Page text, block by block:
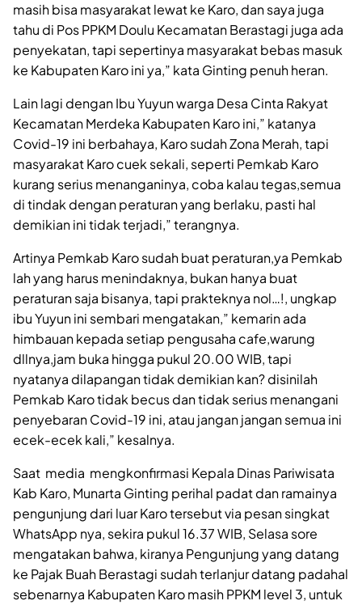
masih bisa masyarakat lewat ke Karo, dan saya juga
tahu di Pos PPKM Doulu Kecamatan Berastagi juga ada
penyekatan, tapi sepertinya masyarakat bebas masuk
ke Kabupaten Karo ini ya,” kata Ginting penuh heran.
Lain lagi dengan Ibu Yuyun warga Desa Cinta Rakyat
Kecamatan Merdeka Kabupaten Karo ini,” katanya
Covid-19 ini berbahaya, Karo sudah Zona Merah, tapi
masyarakat Karo cuek sekali, seperti Pemkab Karo
kurang serius menanganinya, coba kalau tegas,semua
di tindak dengan peraturan yang berlaku, pasti hal
demikian ini tidak terjadi,” terangnya.
Artinya Pemkab Karo sudah buat peraturan,ya Pemkab
lah yang harus menindaknya, bukan hanya buat
peraturan saja bisanya, tapi prakteknya nol…!, ungkap
ibu Yuyun ini sembari mengatakan,” kemarin ada
himbauan kepada setiap pengusaha cafe,warung
dllnya,jam buka hingga pukul 20.00 WIB, tapi
nyatanya dilapangan tidak demikian kan? disinilah
Pemkab Karo tidak becus dan tidak serius menangani
penyebaran Covid-19 ini, atau jangan jangan semua ini
ecek-ecek kali,” kesalnya.
Saat media mengkonfirmasi Kepala Dinas Pariwisata
Kab Karo, Munarta Ginting perihal padat dan ramainya
pengunjung dari luar Karo tersebut via pesan singkat
WhatsApp nya, sekira pukul 16.37 WIB, Selasa sore
mengatakan bahwa, kiranya Pengunjung yang datang
ke Pajak Buah Berastagi sudah terlanjur datang padahal
sebenarnya Kabupaten Karo masih PPKM level 3, untuk